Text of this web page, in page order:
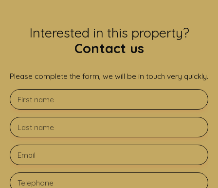
Interested in this property?
Contact us
Please complete the form, we will be in touch very quickly.
First name
Last name
Email
Telephone